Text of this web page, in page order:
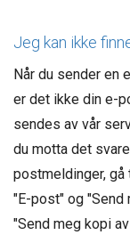
Jeg kan ikke
Når du sender en
er det ikke din e-
sendes av vår
du motta det
postmeldinger,
"E-post" og
"Send meg kopi